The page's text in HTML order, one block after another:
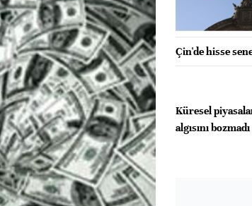
Çin'de hisse
Küresel
algısını bozmadı